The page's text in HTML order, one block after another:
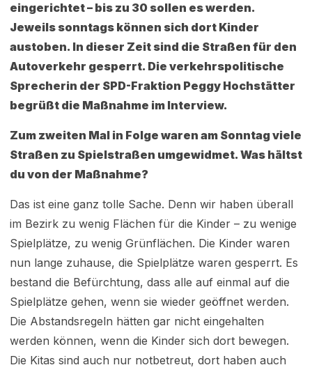
eingerichtet – bis zu 30 sollen es werden.
Jeweils sonntags können sich dort Kinder
austoben. In dieser Zeit sind die Straßen für den
Autoverkehr gesperrt. Die verkehrspolitische
Sprecherin der SPD-Fraktion Peggy Hochstätter
begrüßt die Maßnahme im Interview.
Zum zweiten Mal in Folge waren am Sonntag viele
Straßen zu Spielstraßen umgewidmet. Was hältst
du von der Maßnahme?
Das ist eine ganz tolle Sache. Denn wir haben überall
im Bezirk zu wenig Flächen für die Kinder – zu wenige
Spielplätze, zu wenig Grünflächen. Die Kinder waren
nun lange zuhause, die Spielplätze waren gesperrt. Es
bestand die Befürchtung, dass alle auf einmal auf die
Spielplätze gehen, wenn sie wieder geöffnet werden.
Die Abstandsregeln hätten gar nicht eingehalten
werden können, wenn die Kinder sich dort bewegen.
Die Kitas sind auch nur notbetreut, dort haben auch